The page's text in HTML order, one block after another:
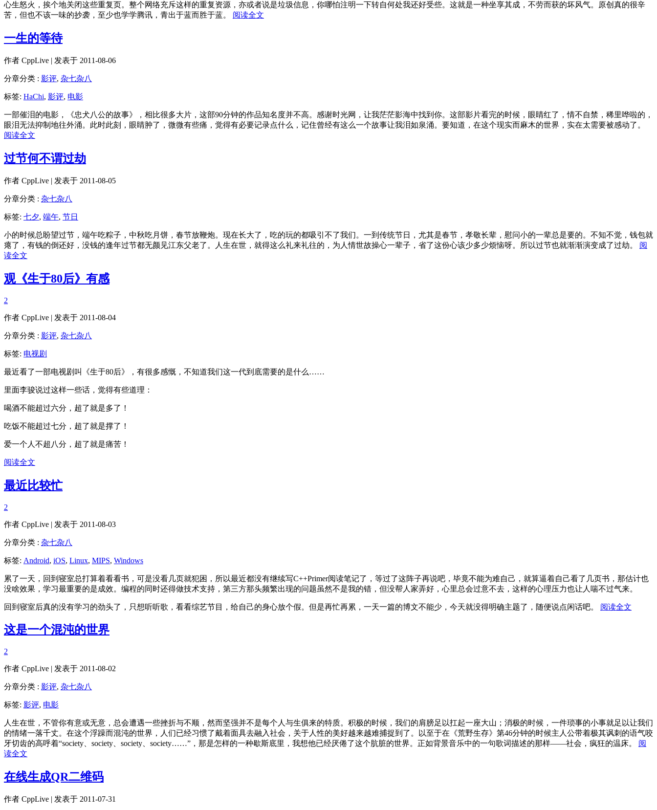
心生怒火，挨个地关闭这些重复页。整个网络充斥这样的重复资源，亦或者说是垃圾信息，你哪怕注明一下转自何处我还好受些。这就是一种坐享其成，不劳而获的坏风气。原创真的很辛
苦，但也不该一味的抄袭，至少也学学腾讯，青出于蓝而胜于蓝。 阅读全文
一生的等待
作者 CppLive | 发表于 2011-08-06
分章分类 : 影评, 杂七杂八
标签: HaChi, 影评, 电影
一部催泪的电影，《忠犬八公的故事》，相比很多大片，这部90分钟的作品知名度并不高。感谢时光网，让我茫茫影海中找到你。这部影片看完的时候，眼睛红了，情不自禁，稀里哗啦的，
眼泪无法抑制地往外涌。此时此刻，眼睛肿了，微微有些痛，觉得有必要记录点什么，记住曾经有这么一个故事让我泪如泉涌。要知道，在这个现实而麻木的世界，实在太需要被感动了。
阅读全文
过节何不谓过劫
作者 CppLive | 发表于 2011-08-05
分章分类 : 杂七杂八
标签: 七夕, 端午, 节日
小的时候总盼望过节，端午吃粽子，中秋吃月饼，春节放鞭炮。现在长大了，吃的玩的都吸引不了我们。一到传统节日，尤其是春节，孝敬长辈，慰问小的一辈总是要的。不知不觉，钱包就
瘪了，有钱的倒还好，没钱的逢年过节都无颜见江东父老了。人生在世，就得这么礼来礼往的，为人情世故操心一辈子，省了这份心该少多少烦恼呀。所以过节也就渐渐演变成了过劫。 阅
读全文
观《生于80后》有感
2
作者 CppLive | 发表于 2011-08-04
分章分类 : 影评, 杂七杂八
标签: 电视剧
最近看了一部电视剧叫《生于80后》，有很多感慨，不知道我们这一代到底需要的是什么……
里面李骏说过这样一些话，觉得有些道理：
喝酒不能超过六分，超了就是多了！
吃饭不能超过七分，超了就是撑了！
爱一个人不超八分，超了就是痛苦！
阅读全文
最近比较忙
2
作者 CppLive | 发表于 2011-08-03
分章分类 : 杂七杂八
标签: Android, iOS, Linux, MIPS, Windows
累了一天，回到寝室总打算着看看书，可是没看几页就犯困，所以最近都没有继续写C++Primer阅读笔记了，等过了这阵子再说吧，毕竟不能为难自己，就算逼着自己看了几页书，那估计也
没啥效果，学习最重要的是成效。编程的同时还得做技术支持，第三方那头频繁出现的问题虽然不是我的错，但没帮人家弄好，心里总会过意不去，这样的心理压力也让人喘不过气来。
回到寝室后真的没有学习的劲头了，只想听听歌，看看综艺节目，给自己的身心放个假。但是再忙再累，一天一篇的博文不能少，今天就没得明确主题了，随便说点闲话吧。 阅读全文
这是一个混沌的世界
2
作者 CppLive | 发表于 2011-08-02
分章分类 : 影评, 杂七杂八
标签: 影评, 电影
人生在世，不管你有意或无意，总会遭遇一些挫折与不顺，然而坚强并不是每个人与生俱来的特质。积极的时候，我们的肩膀足以扛起一座大山；消极的时候，一件琐事的小事就足以让我们
的情绪一落千丈。在这个浮躁而混沌的世界，人们已经习惯了戴着面具去融入社会，关于人性的美好越来越难捕捉到了。以至于在《荒野生存》第46分钟的时候主人公带着极其讽刺的语气咬
牙切齿的高呼着“society、society、society、society……”，那是怎样的一种歇斯底里，我想他已经厌倦了这个肮脏的世界。正如背景音乐中的一句歌词描述的那样——社会，疯狂的温床。 阅
读全文
在线生成QR二维码
作者 CppLive | 发表于 2011-07-31